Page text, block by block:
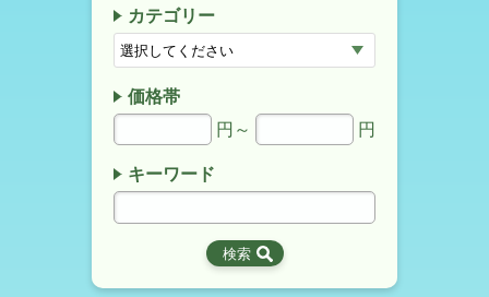
カテゴリー
価格帯
円～
円
キーワード